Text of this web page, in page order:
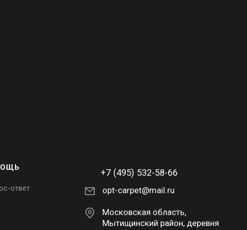
ответ
+7 (495) 532-58-66
opt-carpet@mail.ru
Московская область,
Мытищинский район, деревня